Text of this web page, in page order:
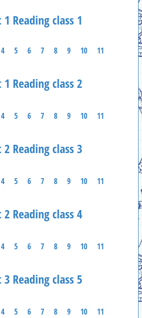
Reading class 1
4 5 6 7 8 9 10 11
Reading class 2
4 5 6 7 8 9 10 11
Reading class 3
4 5 6 7 8 9 10 11
2 Reading class 4
4 5 6 7 8 9 10 11
Reading class 5
4 5 6 7 8 9 10 11